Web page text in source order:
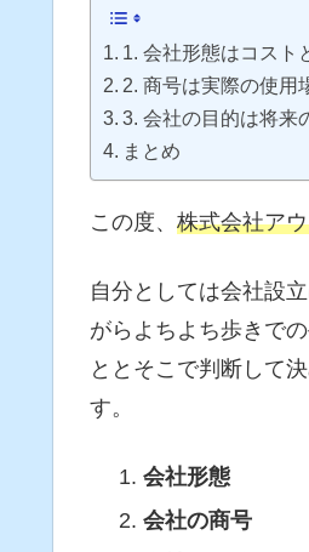
1. 会社形態はコスト
2. 商号は実際の使用
3. 会社の目的は将来
まとめ
この度、 株式会社ア
自分としては会社設
がらよちよち歩きで
ととそこで判断して
す。
会社形態
会社の商号